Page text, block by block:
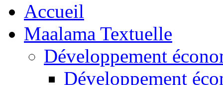
Accueil
Maalama Textuelle
Développement
Développement